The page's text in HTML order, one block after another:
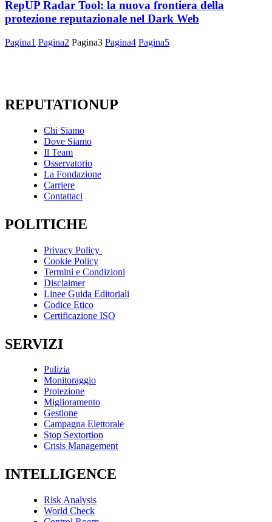
RepUP Radar Tool: la nuova frontiera della
protezione reputazionale nel Dark Web
Pagina1 Pagina2 Pagina3 Pagina4 Pagina5
REPUTATIONUP
Chi Siamo
Dove Siamo
Il Team
Osservatorio
La Fondazione
Carriere
Contattaci
POLITICHE
Privacy Policy
Cookie Policy
Termini e Condizioni
Disclaimer
Linee Guida Editoriali
Codice Etico
Certificazione ISO
SERVIZI
Pulizia
Monitoraggio
Protezione
Miglioramento
Gestione
Campagna Elettorale
Stop Sextortion
Crisis Management
INTELLIGENCE
Risk Analysis
World Check